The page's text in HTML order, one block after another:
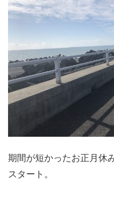
期間が短かったお正月休
スタート。